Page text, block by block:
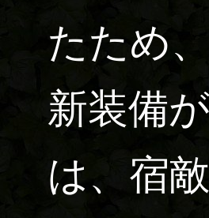
たため、
新装備
は、宿